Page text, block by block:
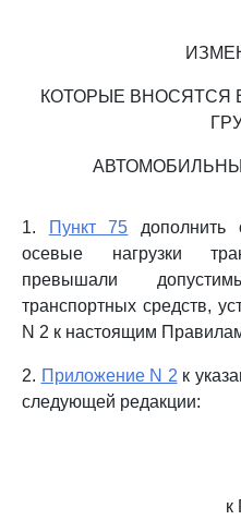
КОТОРЫЕ ВНОСЯТСЯ
1. Пункт 75 дополнить
осевые нагрузки
превышали
транспортных средств,
N 2 к настоящим
2. Приложение N 2 к
следующей редакции:
к